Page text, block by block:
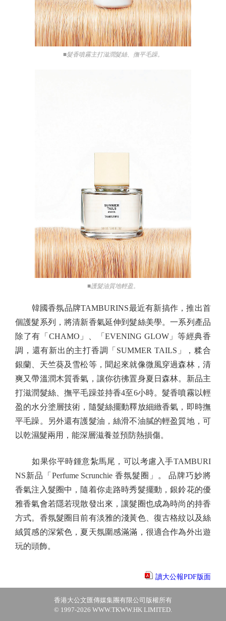
■髮香噴霧主打滋潤髮絲、撫平毛躁。
■護髮油質地輕盈。
韓國香氛品牌TAMBURINS最近有新搞作，推出首
個護髮系列，將清新香氣延伸到髮絲美學。一系列產品
除了有「CHAMO」、「EVENING GLOW」等經典香
調，還有新出的主打香調「SUMMER TAILS」，糅合
銀蘭、天竺葵及雪松等，聞起來就像微風穿過森林，清
爽又帶溫潤木質香氣，讓你彷彿置身夏日森林。新品主
打滋潤髮絲、撫平毛躁並持香4至6小時。髮香噴霧以輕
盈的水分塗層技術，隨髮絲擺動釋放細緻香氣，即時撫
平毛躁。另外還有護髮油，絲滑不油膩的輕盈質地，可
以乾濕髮兩用，能深層滋養並預防熱損傷。
如果你平時鍾意紮馬尾，可以考慮入手TAMBURI
NS新品「Perfume Scrunchie 香氛髮圈」。 品牌巧妙將
香氣注入髮圈中，隨着你走路時秀髮擺動，銀鈴花的優
雅香氣會若隱若現散發出來，讓髮圈也成為時尚的持香
方式。香氛髮圈目前有淡雅的淺黃色、復古格紋以及絲
絨質感的深紫色，夏天氛圍感滿滿，很適合作為外出遊
玩的頭飾。
讀大公報PDF版面
香港大公文匯傳媒集團有限公司版權所有
© 1997-2026 WWW.TKWW.HK LIMITED.